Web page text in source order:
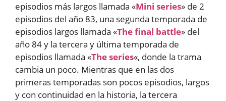
episodios más largos llamada «Mini series» de 2
episodios del año 83, una segunda temporada de
episodios largos llamada «The final battle» del
año 84 y la tercera y última temporada de
episodios llamada «The series«, donde la trama
cambia un poco. Mientras que en las dos
primeras temporadas son pocos episodios, largos
y con continuidad en la historia, la tercera